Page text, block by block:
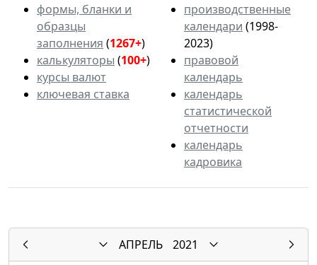
формы, бланки и
образцы
заполнения (1267+)
калькуляторы (100+)
курсы валют
ключевая ставка
производственные
календари (1998-
2023)
правовой
календарь
календарь
статистической
отчетности
календарь
кадровика
АПРЕЛЬ
2021